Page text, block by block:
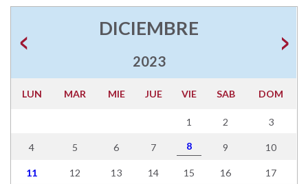
DICIEMBRE
2023
LUN MAR MIE JUE VIE SAB DOM
1 2 3
4 5 6 7 8 9 10
11 12 13 14 15 16 17